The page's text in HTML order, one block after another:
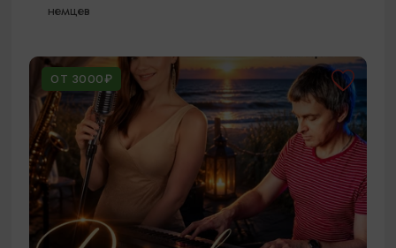
немцев
ОТ 3000₽